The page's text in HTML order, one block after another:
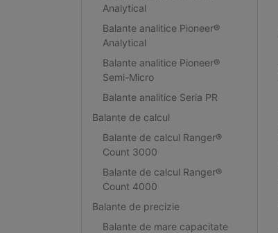
Analytical
Balante analitice Pioneer®
Analytical
Balante analitice Pioneer®
Semi-Micro
Balante analitice Seria PR
Balante de calcul
Balante de calcul Ranger®
Count 3000
Balante de calcul Ranger®
Count 4000
Balante de precizie
Balante de mare capacitate